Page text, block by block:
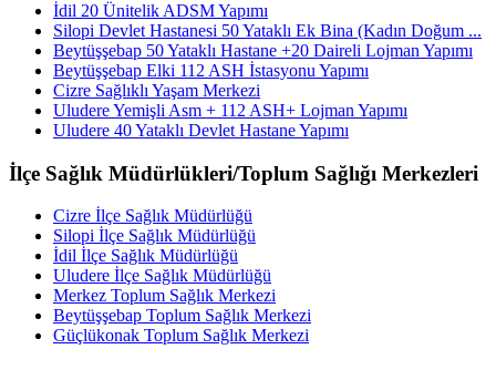
İdil 20 Ünitelik ADSM Yapımı
Silopi Devlet Hastanesi 50 Yataklı Ek Bina (Kadın Doğum ...
Beytüşşebap 50 Yataklı Hastane +20 Daireli Lojman Yapımı
Beytüşşebap Elki 112 ASH İstasyonu Yapımı
Cizre Sağlıklı Yaşam Merkezi
Uludere Yemişli Asm + 112 ASH+ Lojman Yapımı
Uludere 40 Yataklı Devlet Hastane Yapımı
İlçe Sağlık Müdürlükleri/Toplum Sağlığı Merkezleri
Cizre İlçe Sağlık Müdürlüğü
Silopi İlçe Sağlık Müdürlüğü
İdil İlçe Sağlık Müdürlüğü
Uludere İlçe Sağlık Müdürlüğü
Merkez Toplum Sağlık Merkezi
Beytüşşebap Toplum Sağlık Merkezi
Güçlükonak Toplum Sağlık Merkezi